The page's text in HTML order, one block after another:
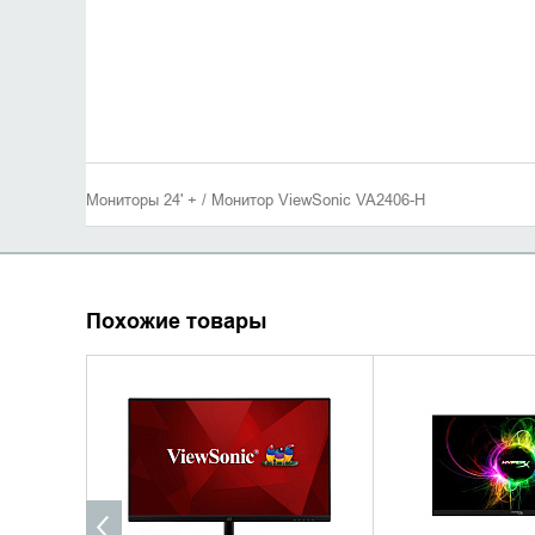
Мониторы 24' + / Монитор ViewSonic VA2406-H
Похожие товары
УТОЧНИТЬ НАЛИЧИЕ УТОЧНИТЬ